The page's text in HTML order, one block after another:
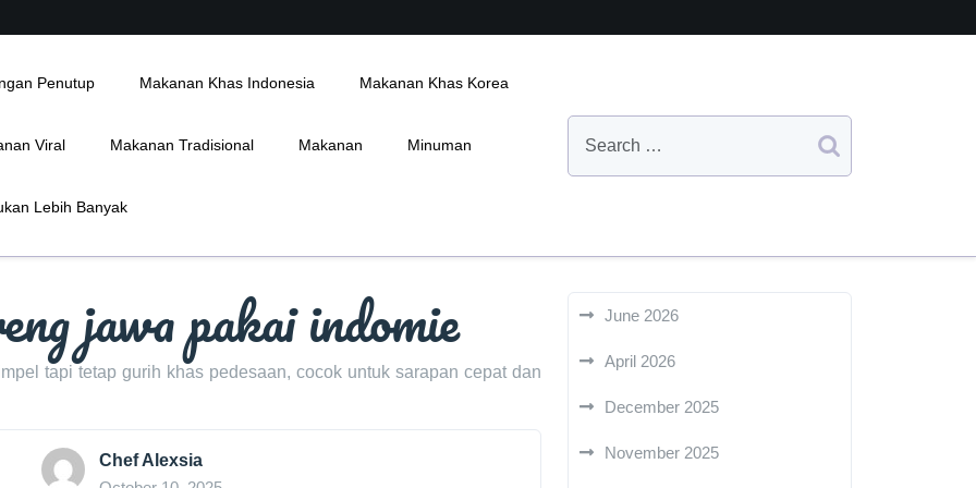
Penutup Makanan Khas Indonesia Makanan Khas Korea
Viral Makanan Tradisional Makanan Minuman
Lebih Banyak
jawa pakai indomie
tapi tetap gurih khas pedesaan, cocok untuk sarapan cepat dan
Chef Alexsia
June 2026
April 2026
December 2025
November 2025